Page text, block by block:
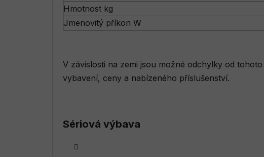
Hmotnost kg
Jmenovitý příkon W
V závislosti na zemi jsou možné odchylky od
vybavení, ceny a nabízeného příslušenství.
Sériová výbava